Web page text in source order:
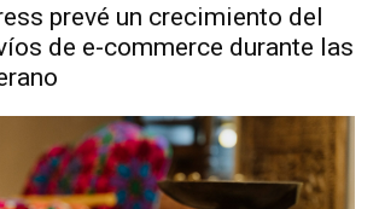
prevé un crecimiento del
de e-commerce durante las